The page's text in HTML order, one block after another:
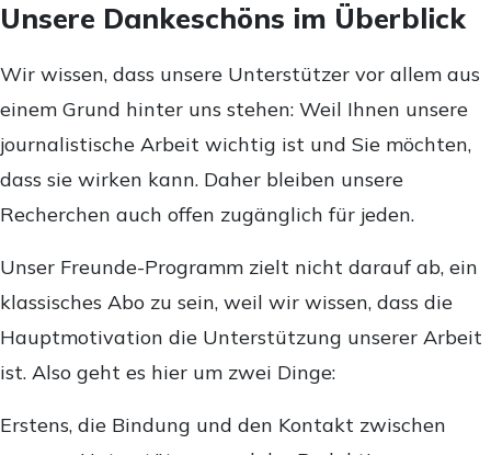
Unsere Dankeschöns im Überblick
Wir wissen, dass unsere Unterstützer vor allem aus
einem Grund hinter uns stehen: Weil Ihnen unsere
journalistische Arbeit wichtig ist und Sie möchten,
dass sie wirken kann. Daher bleiben unsere
Recherchen auch offen zugänglich für jeden.
Unser Freunde-Programm zielt nicht darauf ab, ein
klassisches Abo zu sein, weil wir wissen, dass die
Hauptmotivation die Unterstützung unserer Arbeit
ist. Also geht es hier um zwei Dinge:
Erstens, die Bindung und den Kontakt zwischen